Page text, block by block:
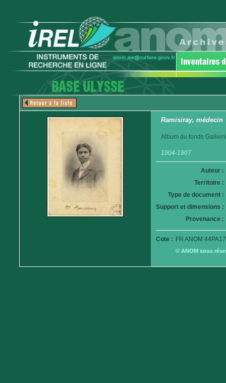
Ramisiray, médecin
Album du fonds
1904-1907
Auteur :
Territoire :
Type de document :
Support et dimensions :
Provenance :
Cote : FR ANOM
© ANOM sous